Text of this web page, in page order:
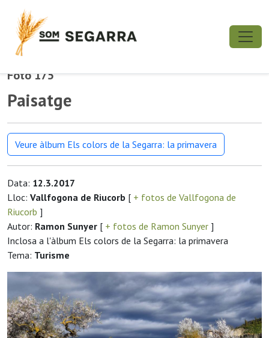
Foto 175
Paisatge
Veure àlbum Els colors de la Segarra: la primavera
Data: 12.3.2017
Lloc: Vallfogona de Riucorb [ + fotos de Vallfogona de
Riucorb ]
Autor: Ramon Sunyer [ + fotos de Ramon Sunyer ]
Inclosa a l'àlbum Els colors de la Segarra: la primavera
Tema: Turisme